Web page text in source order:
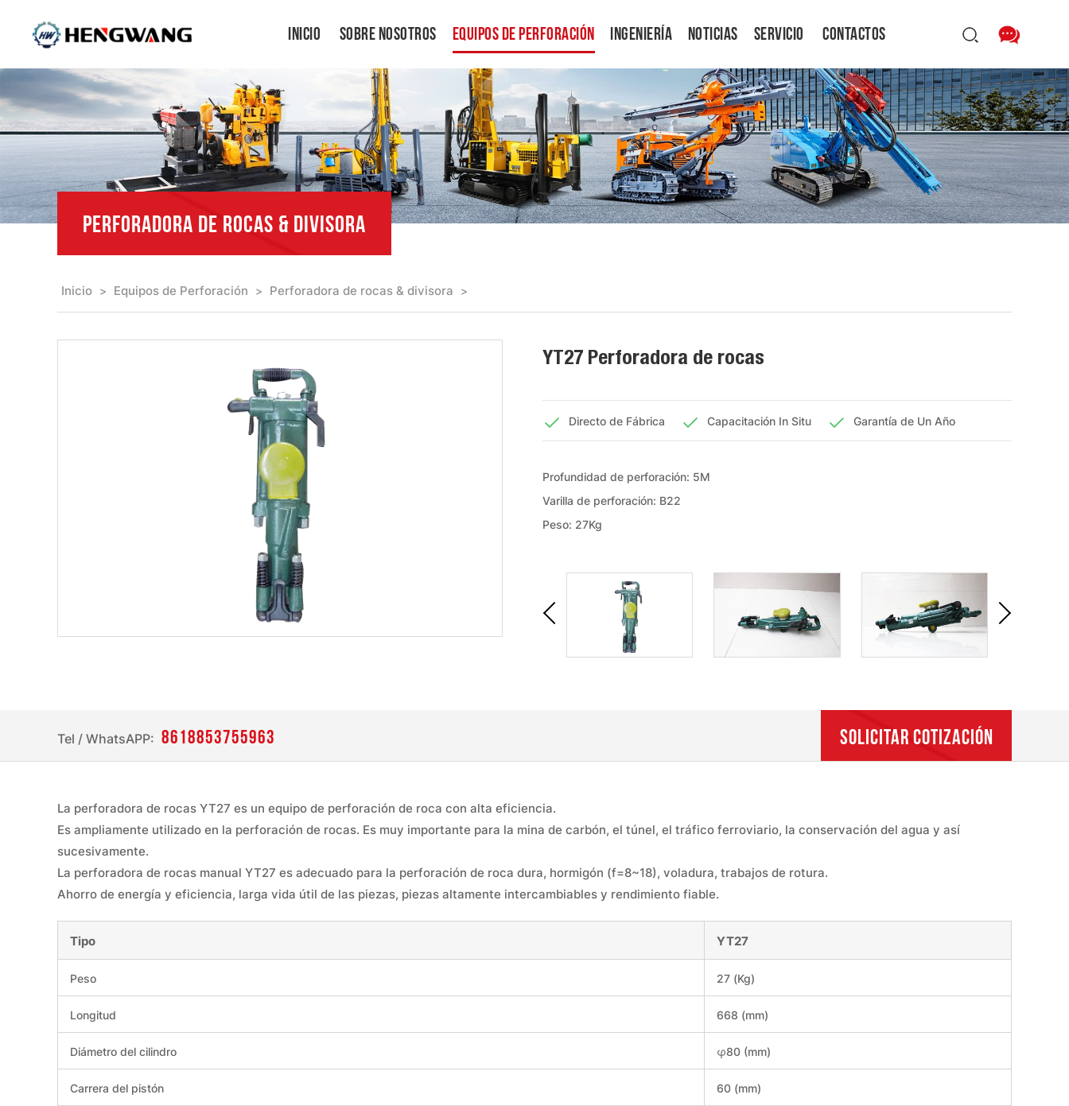
Inicio Sobre Nosotros Equipos De Perforación Ingeniería Noticias Servicio Contactos
PERFORADORA DE ROCAS & DIVISORA
Inicio > Equipos de Perforación > Perforadora de rocas & divisora >
YT27 Perforadora de rocas
Directo de Fábrica Capacitación In Situ Garantía de Un Año
Profundidad de perforación: 5M
Varilla de perforación: B22
Peso: 27Kg
Tel / WhatsAPP: 8618853755963 SOLICITAR COTIZACIÓN
La perforadora de rocas YT27 es un equipo de perforación de roca con alta eficiencia.
Es ampliamente utilizado en la perforación de rocas. Es muy importante para la mina de carbón, el túnel, el tráfico ferroviario, la conservación del agua y así
sucesivamente.
La perforadora de rocas manual YT27 es adecuado para la perforación de roca dura, hormigón (f=8~18), voladura, trabajos de rotura.
Ahorro de energía y eficiencia, larga vida útil de las piezas, piezas altamente intercambiables y rendimiento fiable.
Tipo YT27
Peso 27 (Kg)
Longitud 668 (mm)
Diámetro del cilindro φ80 (mm)
Carrera del pistón 60 (mm)